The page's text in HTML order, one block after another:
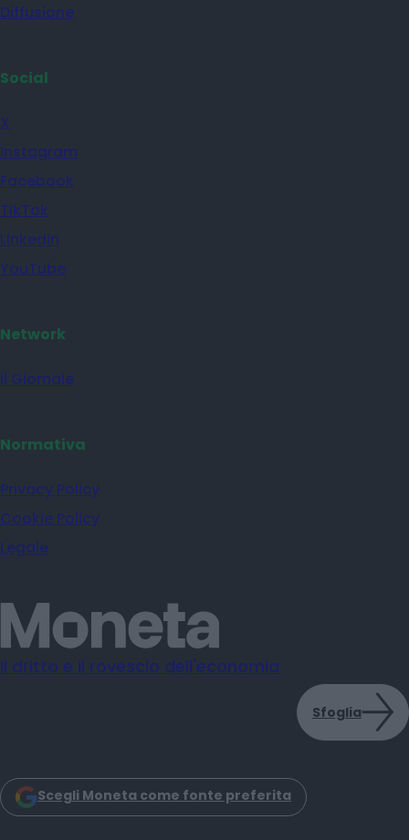
Diffusione
Social
X
Instagram
Facebook
TikTok
Linkedin
YouTube
Network
il Giornale
Normativa
Privacy Policy
Cookie Policy
Legale
Il dritto e il rovescio dell'economia
Sfoglia
Scegli Moneta come fonte preferita